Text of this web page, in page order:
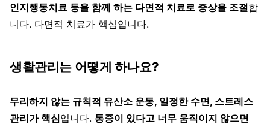
인지행동치료 등을 함께 하는 다면적 치료로 증상을 조절합
니다. 다면적 치료가 핵심입니다.
생활관리는 어떻게 하나요?
무리하지 않는 규칙적 유산소 운동, 일정한 수면, 스트레스
관리가 핵심입니다. 통증이 있다고 너무 움직이지 않으면